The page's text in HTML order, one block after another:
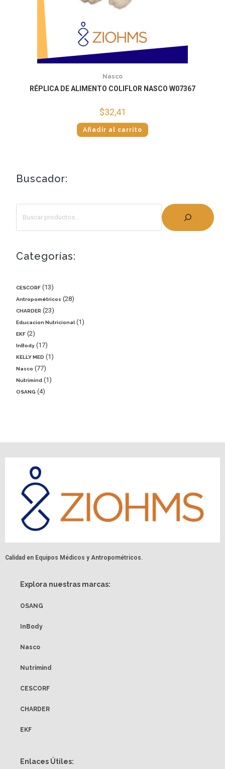
Nasco
RÉPLICA DE ALIMENTO COLIFLOR NASCO W07367
$32,41
Añadir al carrito
Buscador:
Categorías:
CESCORF 13
Antropométricos 28
CHARDER 23
Educacion Nutricional 1
EKF 2
InBody 17
KELLY MED 1
Nasco 77
Nutrimind 1
OSANG 4
Calidad en Equipos Médicos y Antropométricos.
Explora nuestras marcas:
OSANG
InBody
Nasco
Nutrimind
CESCORF
CHARDER
EKF
Enlaces Útiles: